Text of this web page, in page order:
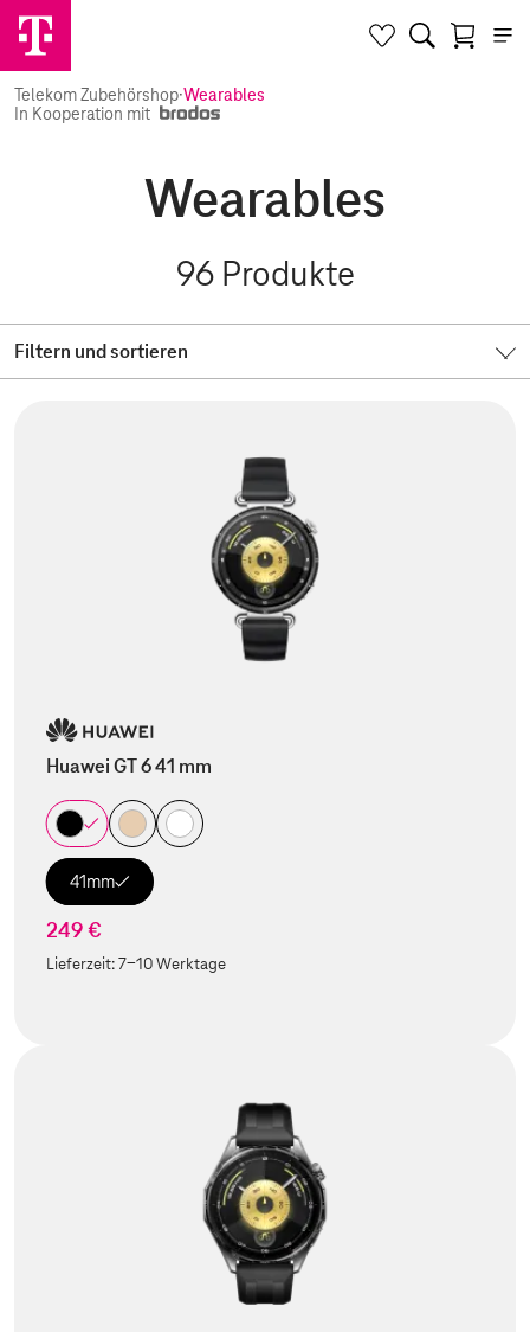
Telekom Zubehörshop·Wearables
In Kooperation mit
Wearables
96 Produkte
Filtern und sortieren
Huawei GT 6 41 mm
41mm
249 €
Lieferzeit:7-10 Werktage